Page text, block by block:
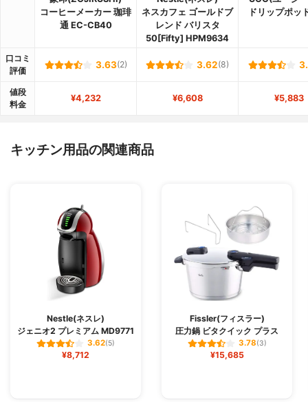
コーヒーメーカー 珈琲
通 EC-CB40
ネスカフェ ゴールドブ
レンド バリスタ
50[Fifty] HPM9634
ドリップポッ
口コミ
評価
3.63(2) 3.62(8)
値段
料金
¥4,232 ¥6,608 ¥5,883
キッチン用品の関連商品
Nestle(ネスレ)
ジェニオ2 プレミアム MD9771
3.62(5)
¥8,712
Fissler(フィスラー)
圧力鍋 ビタクイック プラス
3.78(3)
¥15,685